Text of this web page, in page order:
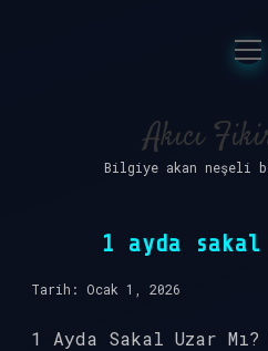
Gizlilik
Yasal
aç
Akıcı
Bilgiye akan neşeli
1 ayda sakal
Tarih: Ocak 1, 2026
1 Ayda Sakal Uzar